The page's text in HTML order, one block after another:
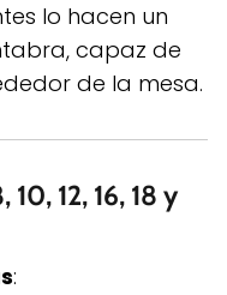
lo hacen un
capaz de
de la mesa.
12, 16, 18 y
: